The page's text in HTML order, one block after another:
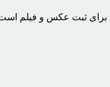
برای ثبت عکس و فیلم